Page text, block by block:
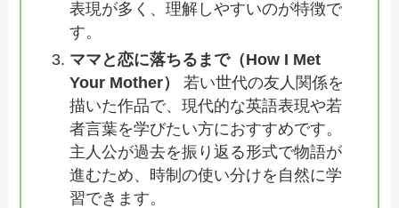
表現が多く、理解しやすいのが特徴で
す。
ママと恋に落ちるまで（How I Met
Your Mother）
若い世代の友人関係を
描いた作品で、現代的な英語表現や若
者言葉を学びたい方におすすめです。
主人公が過去を振り返る形式で物語が
進むため、時制の使い分けを自然に学
習できます。